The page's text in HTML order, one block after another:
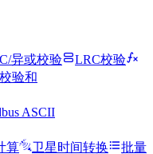
异或校验
LRC校验
验和
ASCII
算 卫星时间转换
批量